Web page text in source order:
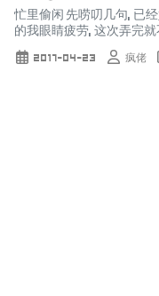
忙里偷闲 先唠叨几句, 已
的我眼睛疲劳, 这次弄完
不折腾了后台了,太累了,
2017-04-23 疯佬